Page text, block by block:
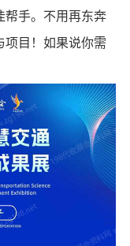
帮手。不用再东奔
项目！如果说你需